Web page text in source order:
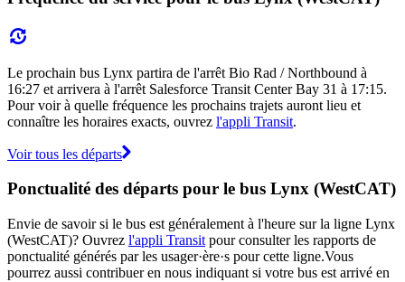
Le prochain bus Lynx partira de l'arrêt Bio Rad / Northbound à
16:27 et arrivera à l'arrêt Salesforce Transit Center Bay 31 à 17:15.
Pour voir à quelle fréquence les prochains trajets auront lieu et
connaître les horaires exacts, ouvrez l'appli Transit.
Voir tous les départs
Ponctualité des départs pour le bus Lynx (WestCAT)
Envie de savoir si le bus est généralement à l'heure sur la ligne Lynx
(WestCAT)? Ouvrez l'appli Transit pour consulter les rapports de
ponctualité générés par les usager·ère·s pour cette ligne.Vous
pourrez aussi contribuer en nous indiquant si votre bus est arrivé en